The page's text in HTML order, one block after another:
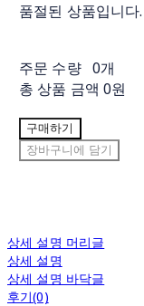
품절된 상품입니다.
주문 수량 0개
총 상품 금액 0원
구매하기
장바구니에 담기
상세 설명 머리글
상세 설명
상세 설명 바닥글
후기(0)